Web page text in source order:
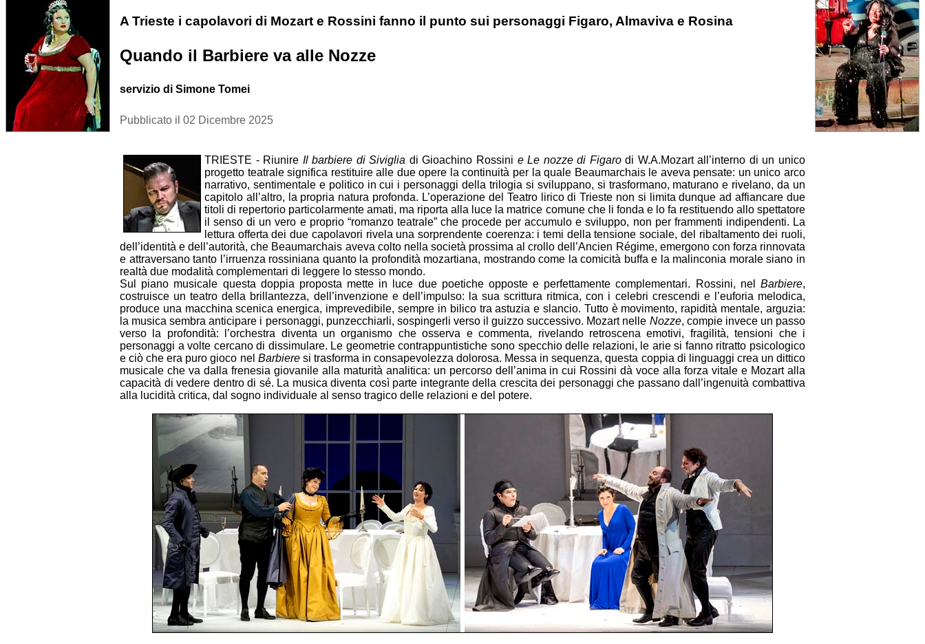
A Trieste i capolavori di Mozart e Rossini fanno il punto sui personaggi Figaro, Almaviva e Rosina
Quando il Barbiere va alle Nozze
servizio di Simone Tomei
Pubblicato il 02 Dicembre 2025
TRIESTE - Riunire Il barbiere di Siviglia di Gioachino Rossini e Le nozze di Figarodi W.A.Mozart all’interno di un unico
progetto teatrale significa restituire alle due opere la continuità per la quale Beaumarchais le aveva pensate: un unico arco
narrativo, sentimentale e politico in cui i personaggi della trilogia si sviluppano, si trasformano, maturano e rivelano, da un
capitolo all’altro, la propria natura profonda. L’operazione del Teatro lirico di Trieste non si limita dunque ad affiancare due
titoli di repertorio particolarmente amati, ma riporta alla luce la matrice comune che li fonda e lo fa restituendo allo spettatore
il senso di un vero e proprio “romanzo teatrale” che procede per accumulo e sviluppo, non per frammenti indipendenti. La
lettura offerta dei due capolavori rivela una sorprendente coerenza: i temi della tensione sociale, del ribaltamento dei ruoli,
dell’identità e dell’autorità, che Beaumarchais aveva colto nella società prossima al crollo dell’Ancien Régime, emergono con forza rinnovata
e attraversano tanto l’irruenza rossiniana quanto la profondità mozartiana, mostrando come la comicità buffa e la malinconia morale siano in
realtà due modalità complementari di leggere lo stesso mondo.
Sul piano musicale questa doppia proposta mette in luce due poetiche opposte e perfettamente complementari. Rossini, nel Barbiere,
costruisce un teatro della brillantezza, dell’invenzione e dell’impulso: la sua scrittura ritmica, con i celebri crescendi e l’euforia melodica,
produce una macchina scenica energica, imprevedibile, sempre in bilico tra astuzia e slancio. Tutto è movimento, rapidità mentale, arguzia:
la musica sembra anticipare i personaggi, punzecchiarli, sospingerli verso il guizzo successivo. Mozart nelle Nozze, compie invece un passo
verso la profondità: l’orchestra diventa un organismo che osserva e commenta, rivelando retroscena emotivi, fragilità, tensioni che i
personaggi a volte cercano di dissimulare. Le geometrie contrappuntistiche sono specchio delle relazioni, le arie si fanno ritratto psicologico
e ciò che era puro gioco nel Barbieresi trasforma in consapevolezza dolorosa. Messa in sequenza, questa coppia di linguaggi crea un dittico
musicale che va dalla frenesia giovanile alla maturità analitica: un percorso dell’anima in cui Rossini dà voce alla forza vitale e Mozart alla
capacità di vedere dentro di sé. La musica diventa così parte integrante della crescita dei personaggi che passano dall’ingenuità combattiva
alla lucidità critica, dal sogno individuale al senso tragico delle relazioni e del potere.